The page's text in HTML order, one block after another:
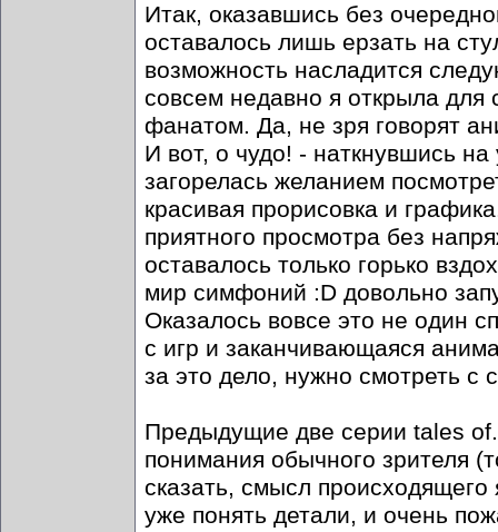
Итак, оказавшись без
оставалось лишь ерзать на
возможность насладится
совсем недавно я открыла для
фанатом. Да, не зря говорят
И вот, о чудо! - наткнувшись
загорелась желанием
красивая прорисовка и
приятного просмотра без
оставалось только горько
мир симфоний :D довольно
Оказалось вовсе это не один
с игр и заканчивающаяся
за это дело, нужно смотреть с
Предыдущие две серии tales
понимания обычного зрителя
сказать, смысл
уже понять детали, и очень